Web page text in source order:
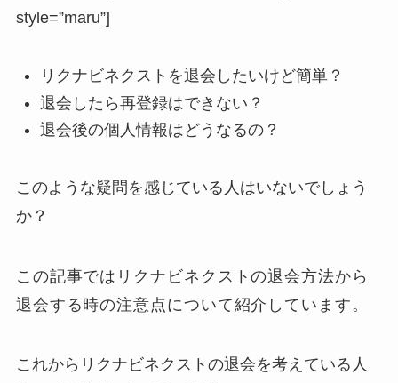
style=”maru”]
リクナビネクストを退会したいけど簡単？
退会したら再登録はできない？
退会後の個人情報はどうなるの？
このような疑問を感じている人はいないでしょう
か？
この記事ではリクナビネクストの退会方法から
退会する時の注意点について紹介しています。
これからリクナビネクストの退会を考えている人